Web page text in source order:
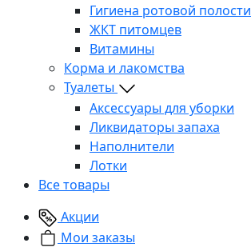
Гигиена ротовой полости
ЖКТ питомцев
Витамины
Корма и лакомства
Туалеты
Аксессуары для уборки
Ликвидаторы запаха
Наполнители
Лотки
Все товары
Акции
Мои заказы